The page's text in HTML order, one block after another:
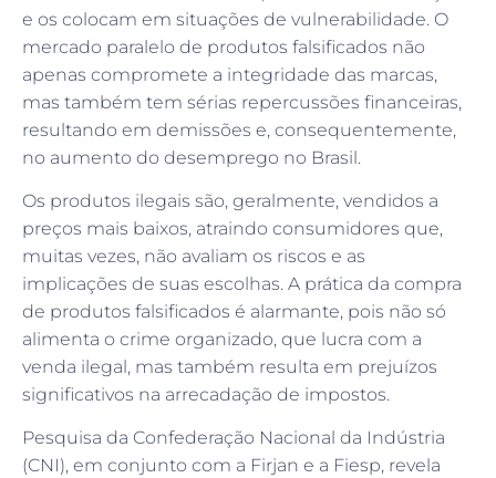
e os colocam em situações de vulnerabilidade. O
mercado paralelo de produtos falsificados não
apenas compromete a integridade das marcas,
mas também tem sérias repercussões financeiras,
resultando em demissões e, consequentemente,
no aumento do desemprego no Brasil.
Os produtos ilegais são, geralmente, vendidos a
preços mais baixos, atraindo consumidores que,
muitas vezes, não avaliam os riscos e as
implicações de suas escolhas. A prática da compra
de produtos falsificados é alarmante, pois não só
alimenta o crime organizado, que lucra com a
venda ilegal, mas também resulta em prejuízos
significativos na arrecadação de impostos.
Pesquisa da Confederação Nacional da Indústria
(CNI), em conjunto com a Firjan e a Fiesp, revela